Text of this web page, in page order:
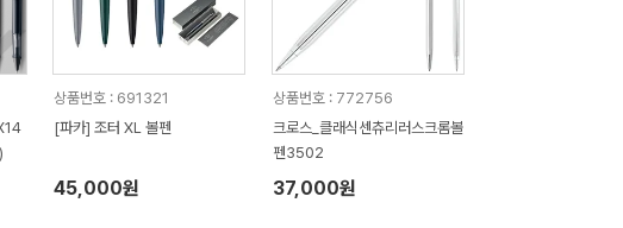
상품번호 : 691321
[파카] 조터 XL 볼펜
45,000원
상품번호 : 772756
크로스_클래식센츄리러스크롬볼
펜3502
37,000원